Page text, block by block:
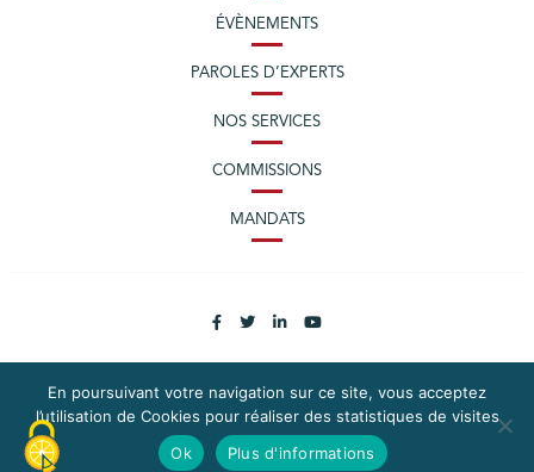
ÉVÈNEMENTS
PAROLES D’EXPERTS
NOS SERVICES
COMMISSIONS
MANDATS
PLAN DU SITE
MENTIONS LÉGALES
CONTACTEZ LA CPME LOIRE-ATLANTIQUE
En poursuivant votre navigation sur ce site, vous acceptez
l’utilisation de Cookies pour réaliser des statistiques de visites
Ok
Plus d'informations